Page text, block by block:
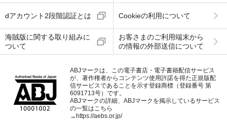
dアカウント2段階認証とは Cookieの利用について
海賊版に関する取り組みに
ついて
お客さまのご利用端末から
の情報の外部送信について
ABJマークは、この電子書店・電子書籍配信サービス
が、著作権者からコンテンツ使用許諾を得た正規版配
信サービスであることを示す登録商標（登録番号 第
6091713号）です。
ABJマークの詳細、ABJマークを掲示しているサービス
の一覧はこちら
→https://aebs.or.jp/